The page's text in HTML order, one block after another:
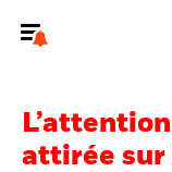
professionnels.
jourvotre type
attirée sur